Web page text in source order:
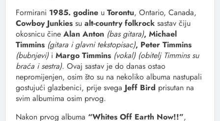
Formirani 1985. godine u Torontu, Ontario, Canada,
Cowboy Junkies su alt-country folkrock sastav čiju
okosnicu čine Alan Anton (bas gitara), Michael
Timmins (gitara i glavni tekstopisac), Peter Timmins
(bubnjevi) i Margo Timmins (vokal) (obitelj Timminssu
braća i sestra). Ovaj sastav je do danas ostao
nepromijenjen, osim što su na nekoliko albuma nastupali
gostujući glazbenici, prije svega Jeff Bird prisutan na
svim albumima osim prvog.
Nakon prvog albuma “Whites Off Earth Now!!”,